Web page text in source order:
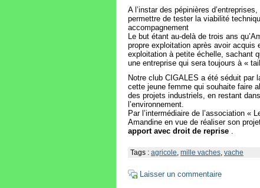
A l’instar des pépinières
permettre de tester la viabilité
accompagnement
Le but étant au-delà de trois ans
propre exploitation après avoir
exploitation à petite échelle, sachant
une entreprise qui sera toujours à «
Notre club CIGALES a été séduit par
cette jeune femme qui souhaite faire
des projets industriels, en restant
l’environnement.
Par l’intermédiaire de l’association «
Amandine en vue de réaliser son
apport avec droit de reprise .
Tags : agricole, mille vaches, vache
Laisser un commentaire